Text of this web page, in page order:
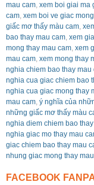
mau cam, xem boi giai ma
cam, xem boi ve giac
giấc mơ thấy màu cam,
bao thay mau cam, xem
mong thay mau cam, xem
mau cam, xem mong thay
nghia chiem bao thay mau
nghia cua giac chiem bao
nghia cua giac mong thay
mau cam, ý nghĩa của
những giấc mơ thấy màu
nghia diem chiem bao
nghia giac mo thay mau
giac chiem bao thay mau
nhung giac mong thay
FACEBOOK